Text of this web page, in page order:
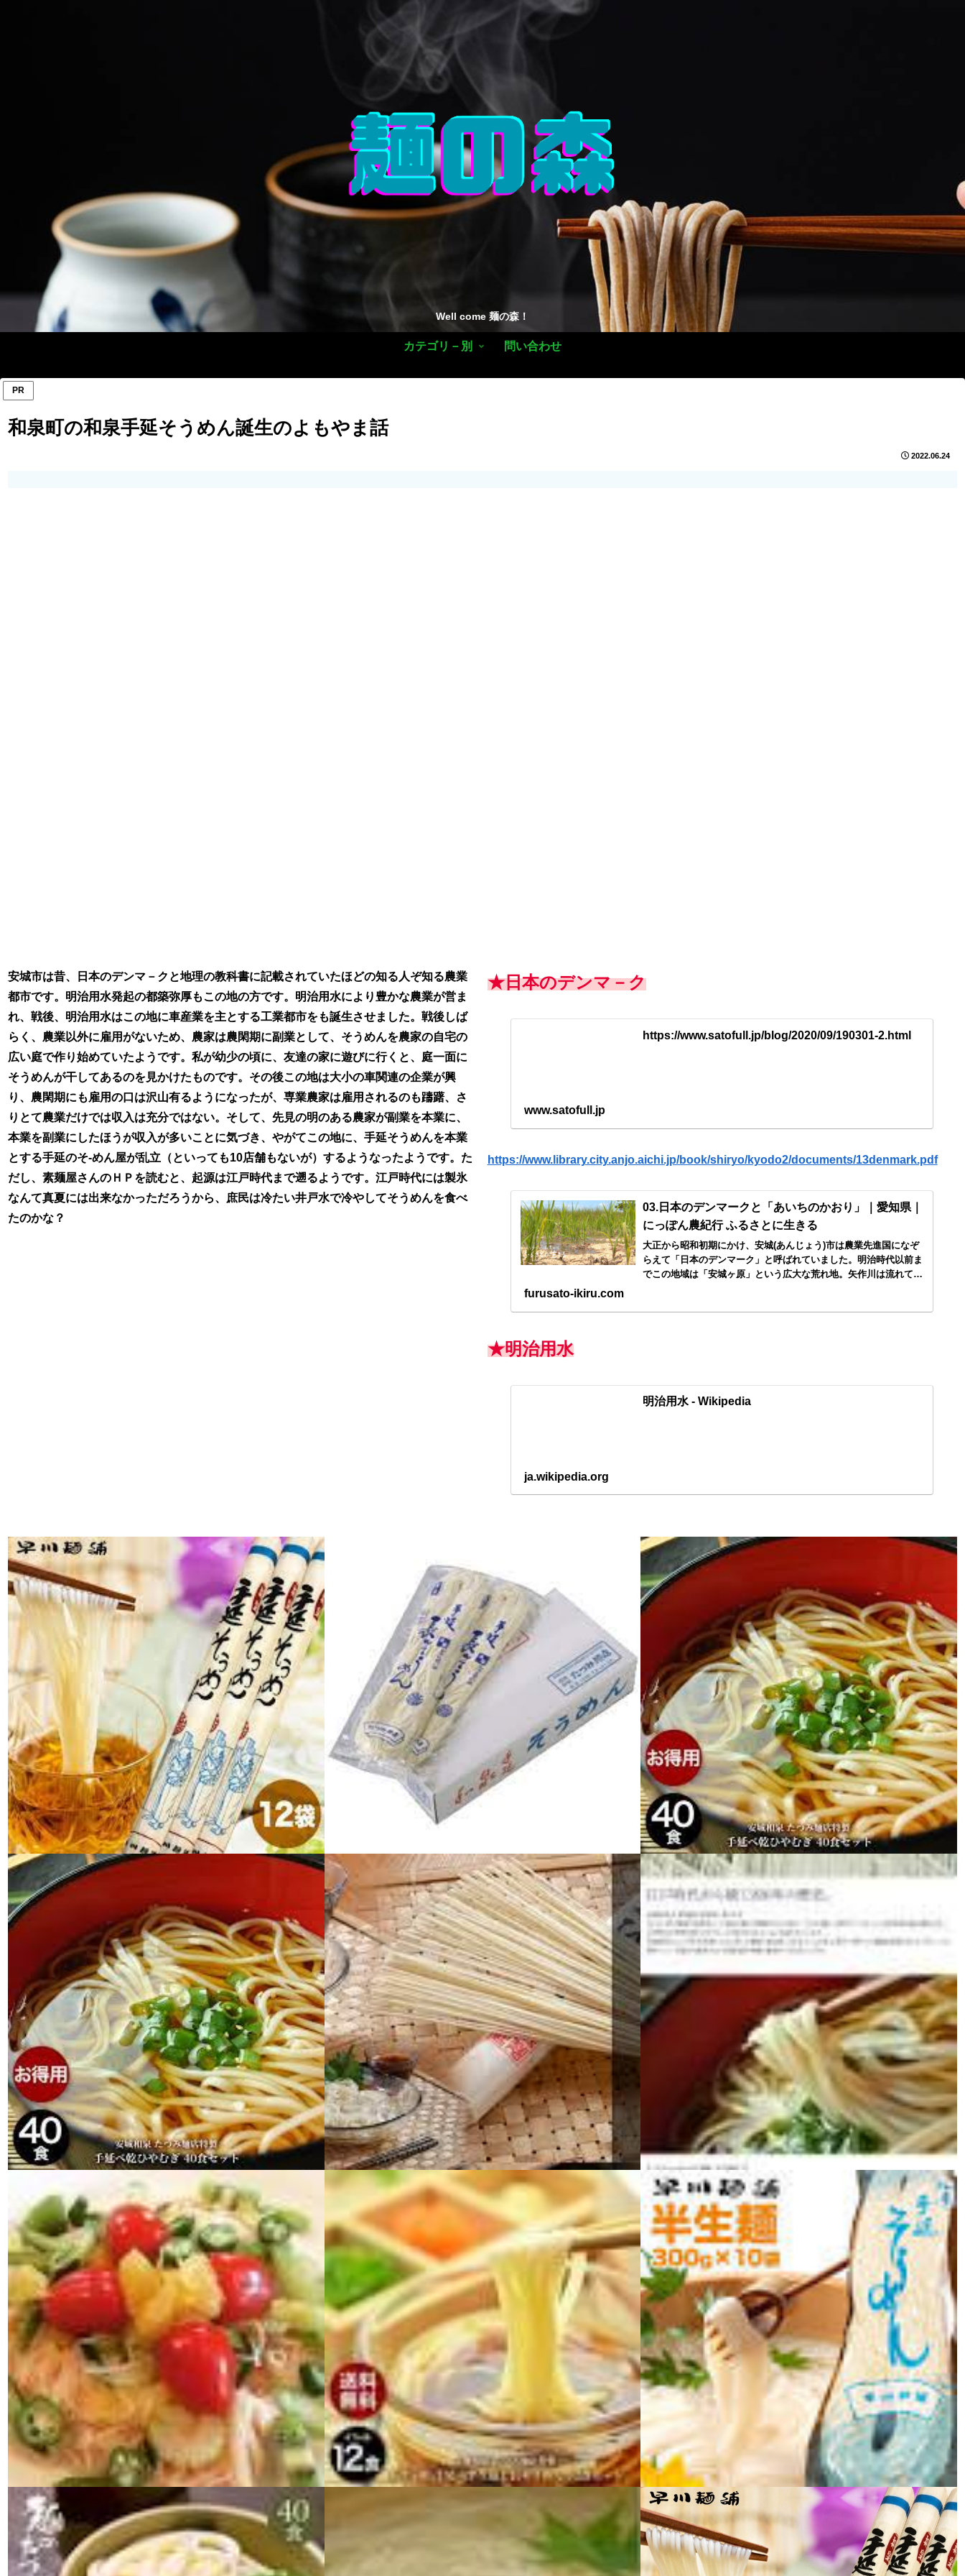
Well come 麺の森！
カテゴリ－別 問い合わせ
PR
和泉町の和泉手延そうめん誕生のよもやま話
2022.06.24
安城市は昔、日本のデンマ－クと地理の教科書に記載されていたほどの知る人ぞ知る農業
都市です。明治用水発起の都築弥厚もこの地の方です。明治用水により豊かな農業が営ま
れ、戦後、明治用水はこの地に車産業を主とする工業都市をも誕生させました。戦後しば
らく、農業以外に雇用がないため、農家は農閑期に副業として、そうめんを農家の自宅の
広い庭で作り始めていたようです。私が幼少の頃に、友達の家に遊びに行くと、庭一面に
そうめんが干してあるのを見かけたものです。その後この地は大小の車関連の企業が興
り、農閑期にも雇用の口は沢山有るようになったが、専業農家は雇用されるのも躊躇、さ
りとて農業だけでは収入は充分ではない。そして、先見の明のある農家が副業を本業に、
本業を副業にしたほうが収入が多いことに気づき、やがてこの地に、手延そうめんを本業
とする手延のそ-めん屋が乱立（といっても10店舗もないが）するようなったようです。た
だし、素麺屋さんのＨＰを読むと、起源は江戸時代まで遡るようです。江戸時代には製氷
なんて真夏には出来なかっただろうから、庶民は冷たい井戸水で冷やしてそうめんを食べ
たのかな？
★日本のデンマ－ク
https://www.satofull.jp/blog/2020/09/190301-2.html
www.satofull.jp
https://www.library.city.anjo.aichi.jp/book/shiryo/kyodo2/documents/13denmark.pdf
03.日本のデンマークと「あいちのかおり」｜愛知県｜
にっぽん農紀行 ふるさとに生きる
大正から昭和初期にかけ、安城(あんじょう)市は農業先進国になぞ
らえて「日本のデンマーク」と呼ばれていました。明治時代以前ま
でこの地域は「安城ヶ原」という広大な荒れ地。矢作川は流れてい
furusato-ikiru.com
★明治用水
明治用水 - Wikipedia
ja.wikipedia.org